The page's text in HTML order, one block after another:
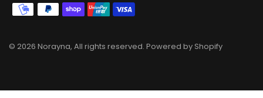
© 2026 Norayna, All rights reserved. Powered by Shopify